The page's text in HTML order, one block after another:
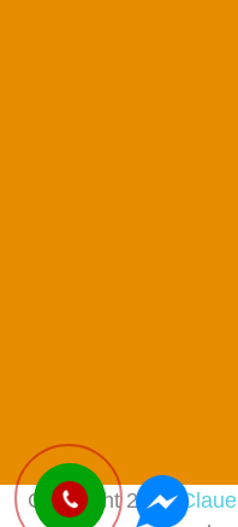
Copyright 2017 Claue